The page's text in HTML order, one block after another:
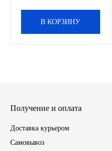
Автозапчасти
В КОРЗИНУ
Получение и оплата
Доставка курьером
Самовывоз